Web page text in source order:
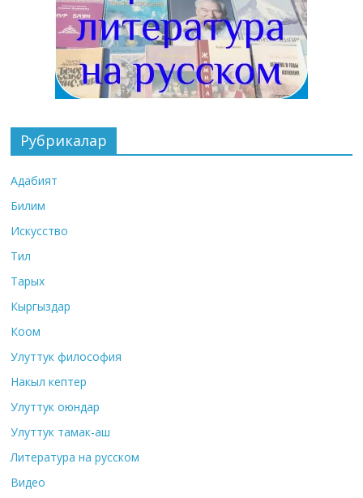
Рубрикалар
Адабият
Билим
Искусство
Тил
Тарых
Кыргыздар
Коом
Улуттук философия
Накыл кептер
Улуттук оюндар
Улуттук тамак-аш
Литература на русском
Видео